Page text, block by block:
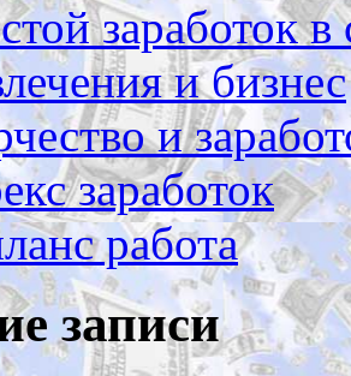
заработок в
и бизнес
и
заработок
работа
записи